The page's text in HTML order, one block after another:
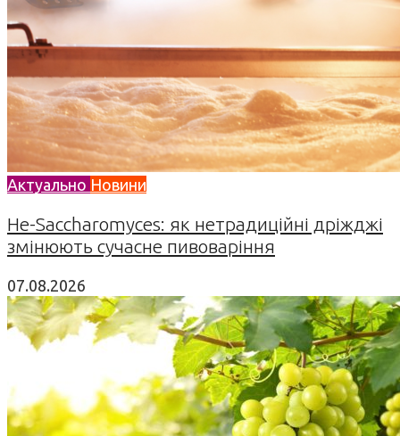
Актуально Новини
Не-Saccharomyces: як нетрадиційні дріжджі
змінюють сучасне пивоваріння
07.08.2026